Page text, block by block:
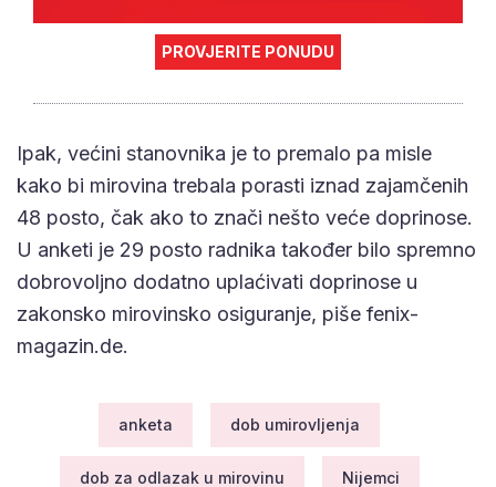
PROVJERITE PONUDU
Ipak, većini stanovnika je to premalo pa misle
kako bi mirovina trebala porasti iznad zajamčenih
48 posto, čak ako to znači nešto veće doprinose.
U anketi je 29 posto radnika također bilo spremno
dobrovoljno dodatno uplaćivati doprinose u
zakonsko mirovinsko osiguranje, piše fenix-
magazin.de.
anketa dob umirovljenja
dob za odlazak u mirovinu Nijemci